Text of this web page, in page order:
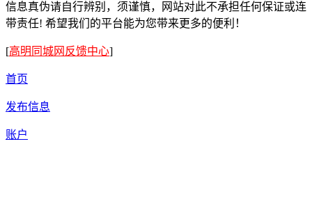
信息真伪请自行辨别，须谨慎，网站对此不承担任何保证或连
带责任! 希望我们的平台能为您带来更多的便利！
[高明同城网反馈中心]
首页
发布信息
账户